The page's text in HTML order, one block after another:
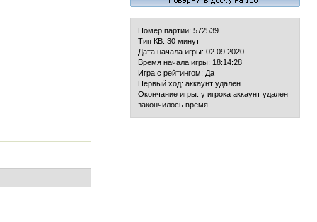
Номер партии: 572539
Тип КВ: 30 минут
Дата начала игры: 02.09.2020
Время начала игры: 18:14:28
Игра с рейтингом: Да
Первый ход: аккаунт удален
Окончание игры: у игрока аккаунт удален
закончилось время